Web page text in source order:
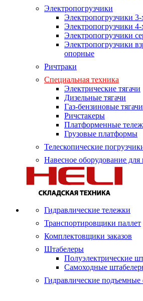
Электропогрузчики
Электропогрузчики
Электропогрузчики
Электропогрузчики
Электропогрузчики
опорные
Ричтраки
Специальная техника
Электрические тягачи
Дизельные тягачи
Газ-бензиновые тягачи
Ричстакеры
Платформенные
Грузовые платформы
Телескопические
Навесное оборудование для
Гидравлические тележки
Транспортировщики паллет
Комплектовщики заказов
Штабелеры
Полуэлектрические
Самоходные
Гидравлические подъемные